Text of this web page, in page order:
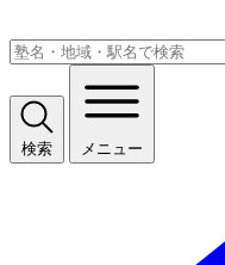
検索 メニュー